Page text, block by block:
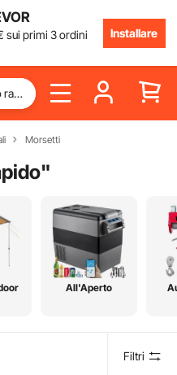
sui primi 3 ordini
Installare
Morsetti
"
All'Aperto
Filtri